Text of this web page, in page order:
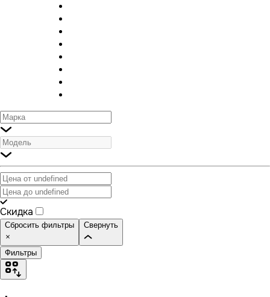
Скидка
Сбросить фильтры Свернуть
Фильтры